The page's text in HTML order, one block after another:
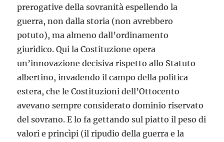
prerogative della sovranità espellendo la
guerra, non dalla storia (non avrebbero
potuto), ma almeno dall’ordinamento
giuridico. Qui la Costituzione opera
un’innovazione decisiva rispetto allo Statuto
albertino, invadendo il campo della politica
estera, che le Costituzioni dell’Ottocento
avevano sempre considerato dominio riservato
del sovrano. E lo fa gettando sul piatto il peso di
valori e princìpi (il ripudio della guerra e la